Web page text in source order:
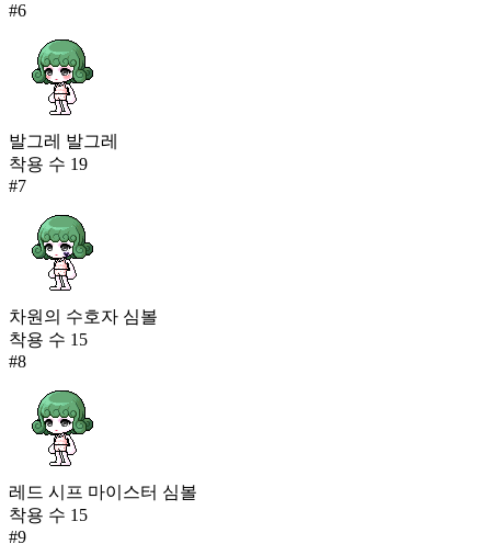
#6
발그레 발그레
착용 수 19
#7
차원의 수호자 심볼
착용 수 15
#8
레드 시프 마이스터 심볼
착용 수 15
#9